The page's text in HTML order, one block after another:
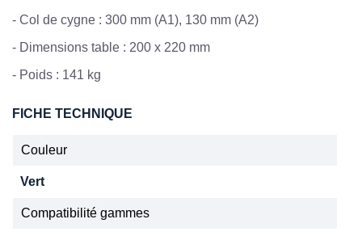
- Col de cygne : 300 mm (A1), 130 mm (A2)
- Dimensions table : 200 x 220 mm
- Poids : 141 kg
FICHE TECHNIQUE
Couleur
Vert
Compatibilité gammes